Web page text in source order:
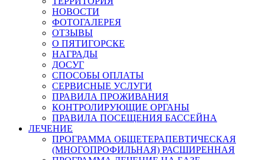
НОВОСТИ
ФОТОГАЛЕРЕЯ
ОТЗЫВЫ
О ПЯТИГОРСКЕ
НАГРАДЫ
ДОСУГ
СПОСОБЫ ОПЛАТЫ
СЕРВИСНЫЕ УСЛУГИ
ПРАВИЛА ПРОЖИВАНИЯ
КОНТРОЛИРУЮЩИЕ ОРГАНЫ
ПРАВИЛА ПОСЕЩЕНИЯ БАССЕЙНА
ЛЕЧЕНИЕ
ПРОГРАММА ОБЩЕТЕРАПЕВТИЧЕСКАЯ
(МНОГОПРОФИЛЬНАЯ) РАСШИРЕННАЯ